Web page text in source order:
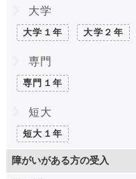
大学
大学１年 大学２年
専門
専門１年
短大
短大１年
障がいがある方の受入